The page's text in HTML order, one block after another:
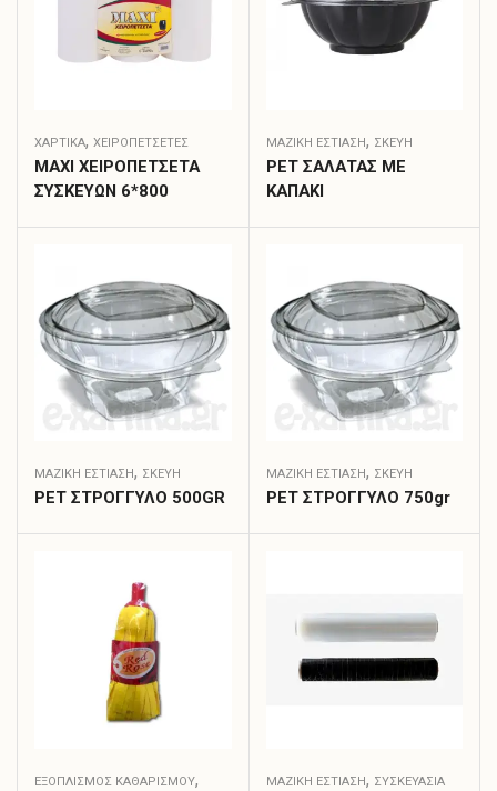
ΧΑΡΤΙΚΑ, ΧΕΙΡΟΠΕΤΣΈΤΕΣ
MAXI ΧΕΙΡΟΠΕΤΣΕΤΑ
ΣΥΣΚΕΥΩΝ 6*800
ΜΑΖΙΚΗ ΕΣΤΙΑΣΗ, ΣΚΕΎΗ
PET ΣΑΛΑΤΑΣ ΜΕ
ΚΑΠΑΚΙ
ΜΑΖΙΚΗ ΕΣΤΙΑΣΗ, ΣΚΕΎΗ
PET ΣΤΡΟΓΓΥΛΟ 500GR
ΜΑΖΙΚΗ ΕΣΤΙΑΣΗ, ΣΚΕΎΗ
PET ΣΤΡΟΓΓΥΛΟ 750gr
ΕΞΟΠΛΙΣΜΟΣ ΚΑΘΑΡΙΣΜΟΥ, ΜΑΖΙΚΗ ΕΣΤΙΑΣΗ, ΣΥΣΚΕΥΑΣΊΑ